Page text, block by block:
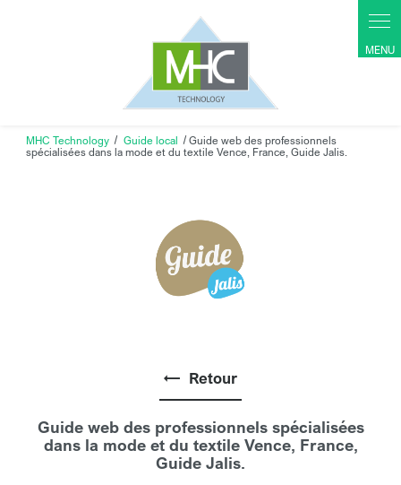
MHC Technology Guide local
Guide web des professionnels
spécialisées dans la mode et du textile Vence, France, Guide Jalis.
Retour
Guide web des professionnels spécialisées
dans la mode et du textile Vence, France,
Guide Jalis.